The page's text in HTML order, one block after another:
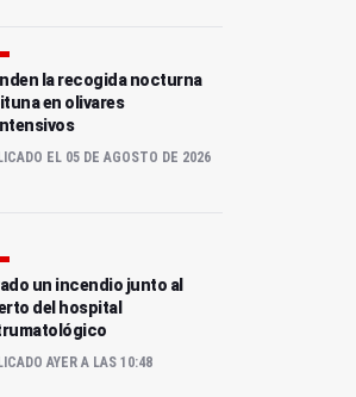
la recogida nocturna
en olivares
EL 05 DE AGOSTO DE 2026
un incendio junto al
del hospital
AYER A LAS 10:48